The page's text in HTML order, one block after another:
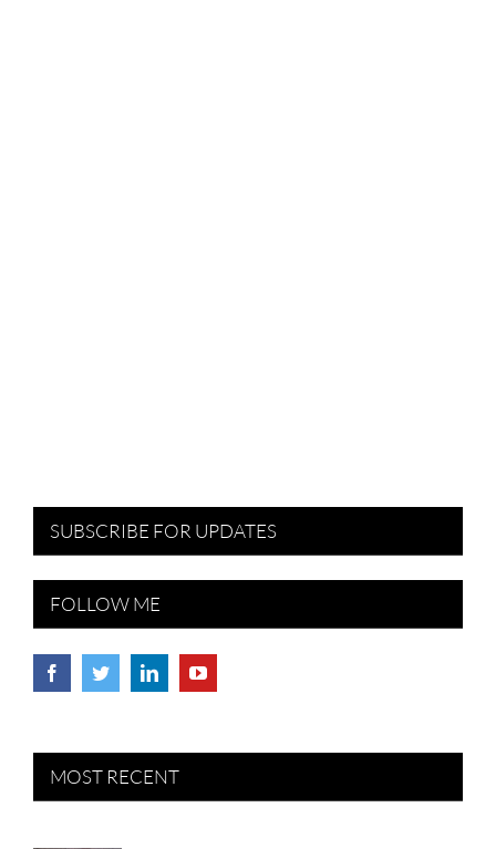
SUBSCRIBE FOR UPDATES
FOLLOW ME
MOST RECENT